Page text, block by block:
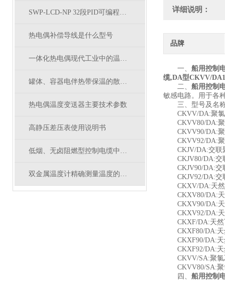
SWP-LCD-NP 32段PID可编程序控制仪选型
热电偶补偿导线是什么型号
一体化热电偶现代工业中的温度测量设备
罐体、容器电伴热带保温的散热量计算
热电偶温度变送器主要技术参数
高静压差压表使用说明书
低烟、无卤阻燃型控制电缆中英文选型对照
双金属温度计精确测量温度的选择
详细说明：
品牌
一、 船用控制
缆,DA型CKVV/
二、 船用控制
敏感电路。用于各
三、型号及名
CKVV/DA:聚氯
CKVV80/DA:聚
CKVV90/DA:聚
CKVV92/DA:聚
CKJV/DA:交联
CKJV80/DA:交联
CKJV90/DA:交联
CKJV92/DA:交联
CKXV/DA:天然
CKXV80/DA:天
CKXV90/DA:天
CKXV92/DA:天
CKXF/DA:天然
CKXF80/DA:天
CKXF90/DA:天
CKXF92/DA:天
CKVV/SA:聚氯
CKVV80/SA:聚
四、 船用控制